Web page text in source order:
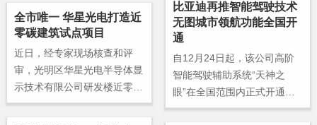
TOP10人物奖、伦敦设计
奖、法国双面神奖和CHINAS
HOP奖等荣誉。秦哲楠与AI的
结缘并不偶然，这缘于她在商
业设计领域多年的积累和沉
淀。
比亚迪再推智能驾驶技术
无图城市领航功能全国开
通
自12月24日起，该公司高阶
智能驾驶辅助系统“天神之
眼”在全国范围内正式开通无
图城市领航（CNOA）功能，
全市唯一 华星光电打造近
零碳建筑试点项目
近日，经专家现场核查和评
审，光明区华星光电半导体显
示技术有限公司研发楼近零碳
建筑试点项目顺利通过验收，